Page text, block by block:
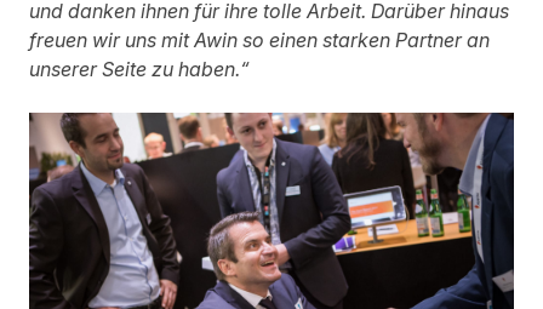
und danken ihnen für ihre tolle Arbeit. Darüber hinaus
freuen wir uns mit Awin so einen starken Partner an
unserer Seite zu haben.“